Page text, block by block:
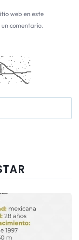
web en este
comentario.